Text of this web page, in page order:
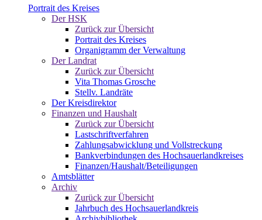
Portrait des Kreises
Der HSK
Zurück zur Übersicht
Portrait des Kreises
Organigramm der Verwaltung
Der Landrat
Zurück zur Übersicht
Vita Thomas Grosche
Stellv. Landräte
Der Kreisdirektor
Finanzen und Haushalt
Zurück zur Übersicht
Lastschriftverfahren
Zahlungsabwicklung und Vollstreckung
Bankverbindungen des Hochsauerlandkreises
Finanzen/Haushalt/Beteiligungen
Amtsblätter
Archiv
Zurück zur Übersicht
Jahrbuch des Hochsauerlandkreis